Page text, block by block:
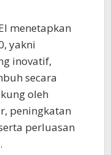
menetapkan
yakni
inovatif,
secara
oleh
peningkatan
perluasan